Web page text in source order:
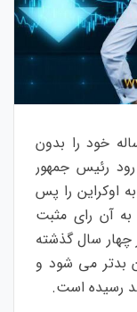
خود را بدون
رئیس جمهور
دلاری به اوکراین را پس
آن رای مثبت
چهار سال گذشته
بدتر می شود و